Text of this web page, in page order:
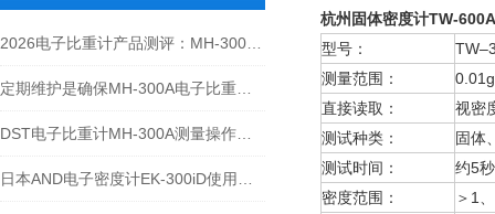
杭州固体密度计TW-600A
型号：
测量范围：
直接读取：
视密
测试种类：
固体
测试时间：
约5秒
密度范围：
＞1